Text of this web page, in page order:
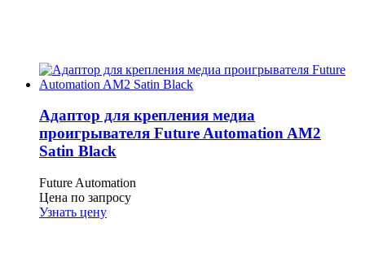
Адаптор для крепления медиа
проигрывателя Future Automation AM2
Satin Black
Future Automation
Цена по запросу
Узнать цену